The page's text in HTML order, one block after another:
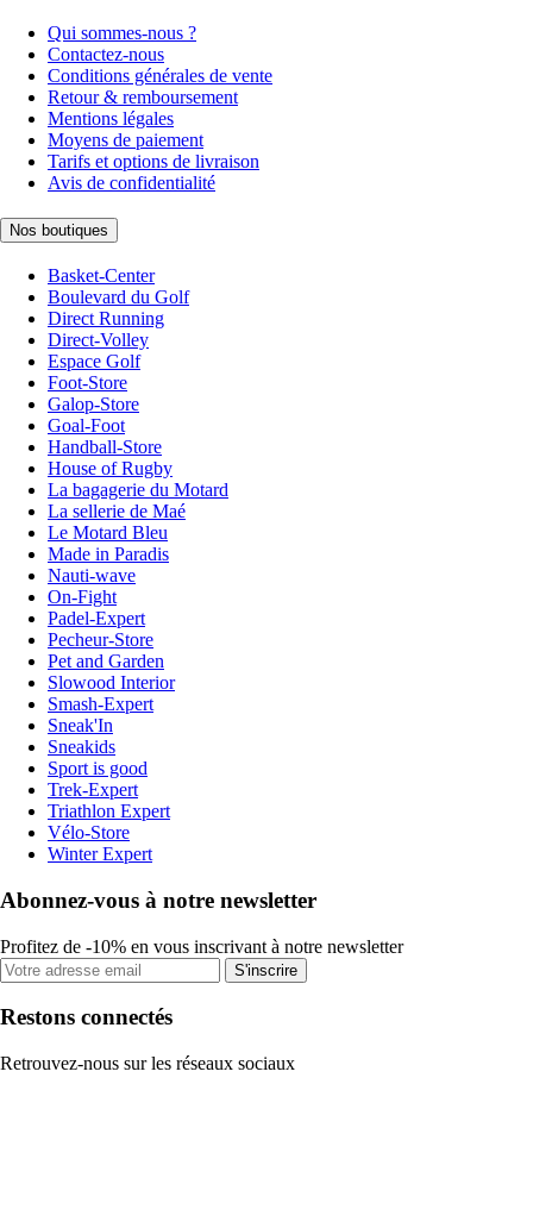
Qui sommes-nous ?
Contactez-nous
Conditions générales de vente
Retour & remboursement
Mentions légales
Moyens de paiement
Tarifs et options de livraison
Avis de confidentialité
Nos boutiques
Basket-Center
Boulevard du Golf
Direct Running
Direct-Volley
Espace Golf
Foot-Store
Galop-Store
Goal-Foot
Handball-Store
House of Rugby
La bagagerie du Motard
La sellerie de Maé
Le Motard Bleu
Made in Paradis
Nauti-wave
On-Fight
Padel-Expert
Pecheur-Store
Pet and Garden
Slowood Interior
Smash-Expert
Sneak'In
Sneakids
Sport is good
Trek-Expert
Triathlon Expert
Vélo-Store
Winter Expert
Abonnez-vous à notre newsletter
Profitez de -10% en vous inscrivant à notre newsletter
S'inscrire
Restons connectés
Retrouvez-nous sur les réseaux sociaux